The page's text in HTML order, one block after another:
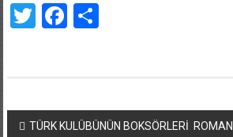
TwitterFacebook
Share
Yazı
TÜRK KULÜBÜNÜN BOKSÖRLERİ